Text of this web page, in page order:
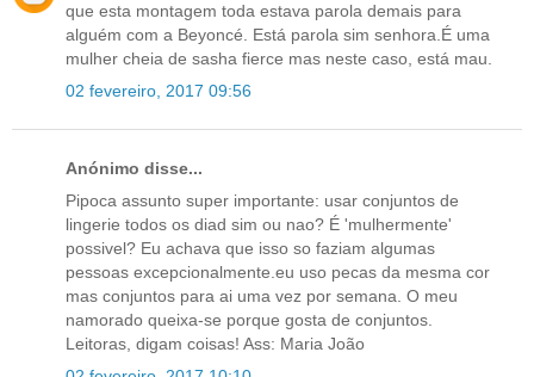
que esta montagem toda estava parola demais para
alguém com a Beyoncé. Está parola sim senhora.É uma
mulher cheia de sasha fierce mas neste caso, está mau.
02 fevereiro, 2017 09:56
Anónimo disse...
Pipoca assunto super importante: usar conjuntos de
lingerie todos os diad sim ou nao? É 'mulhermente'
possivel? Eu achava que isso so faziam algumas
pessoas excepcionalmente.eu uso pecas da mesma cor
mas conjuntos para ai uma vez por semana. O meu
namorado queixa-se porque gosta de conjuntos.
Leitoras, digam coisas! Ass: Maria João